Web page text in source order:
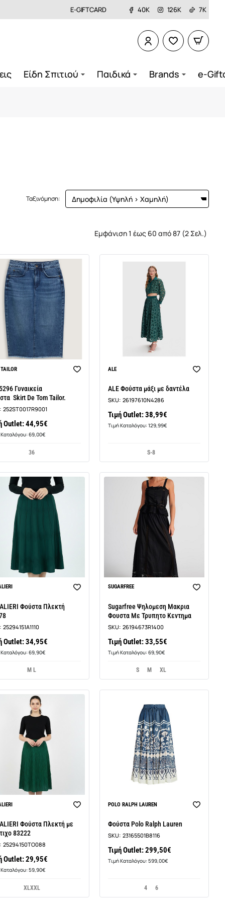
E-GIFTCARD 40K 126K 7K
Είδη Σπιτιού Παιδικά Brands e-
Ταξινόμηση:
Εμφάνιση 1 έως 60 από 87 (2 Σελ.)
Γυναικεία
Skirt De Tom Tailor.
252ST0017R9001
Outlet: 44,95€
69,00€
36
ALE
ALE Φούστα μάξι με δαντέλα
SKU: 26197610N4286
Τιμή Outlet: 38,99€
Τιμή Καταλόγου: 129,99€
S-8
Φούστα Πλεκτή
25294151A1110
Outlet: 34,95€
69,90€
M L
SUGARFREE
Sugarfree Ψηλομεση Μακρια
Φουστα Με Τρυπητο Κεντημα
SKU: 26194673R1400
Τιμή Outlet: 33,55€
Τιμή Καταλόγου: 69,90€
S M XL
Φούστα Πλεκτή με
83222
25294150TO088
Outlet: 29,95€
59,90€
XLXXL
POLO RALPH LAUREN
Φούστα Polo Ralph Lauren
SKU: 23165501B8116
Τιμή Outlet: 299,50€
Τιμή Καταλόγου: 599,00€
4 6